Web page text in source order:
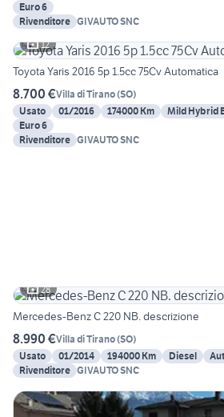
Euro 6
Rivenditore GIVAUTO SNC
12
Toyota Yaris 2016 5p 1.5cc 75Cv Automatica
8.700 €Villa di Tirano(SO)
Usato
01/2016 174000 Km Mild Hybrid
Euro 6
Rivenditore GIVAUTO SNC
28
Mercedes-Benz C 220 NB. descrizione
8.990 €Villa di Tirano(SO)
Usato
01/2014 194000 Km Diesel
Rivenditore GIVAUTO SNC